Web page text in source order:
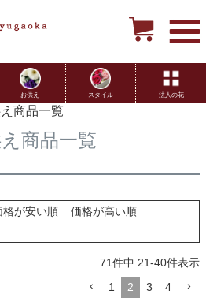
お供え スタイル 法人の花
商品一覧
商品一覧
格が安い順
価格が高い順
71件中 21-40件表示
1
2 3 4